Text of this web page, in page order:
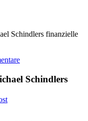
Schindlers finanzielle
Schindlers